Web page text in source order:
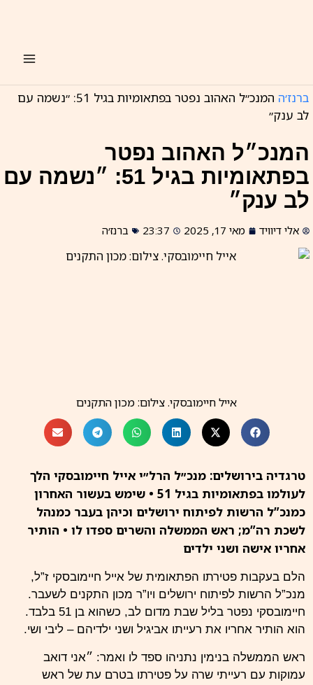
ברנז׳ה
המנכ״ל האהוב נפטר בפתאומיות בגיל 51: ״נשמה עם
לב ענק״
המנכ״ל האהוב נפטר
בפתאומיות בגיל 51: ״נשמה עם
לב ענק״
אלי דיוויד מאי 17, 2025 23:37 ברנז׳ה
אייל חיימובסקי. צילום: מכון התקנים
טרגדיה בירושלים: מנכ״ל הרל״י אייל חיימובסקי הלך
לעולמו בפתאומיות בגיל 51 • שימש בעשור האחרון
כמנכ”ל הרשות לפיתוח ירושלים וכיהן בעבר כמנהל
לשכת רה”מ; ראש הממשלה והשרים ספדו לו • הותיר
אחריו אישה ושני ילדים
הלם בעקבות פטירתו הפתאומית של אייל חיימובסקי ז”ל,
מנכ”ל הרשות לפיתוח ירושלים ויו”ר מכון התקנים לשעבר.
חיימובסקי נפטר בליל שבת מדום לב, כשהוא בן 51 בלבד.
הוא הותיר אחריו את רעייתו אביגיל ושני ילדיהם – ליבי ושי.
ראש הממשלה בנימין נתניהו ספד לו ואמר: ״אני דואב
עמוקות עם רעייתי שרה על פטירתו בטרם עת של ראש